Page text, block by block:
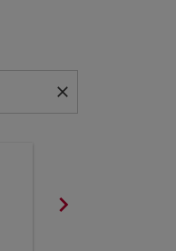
close
chevron_right